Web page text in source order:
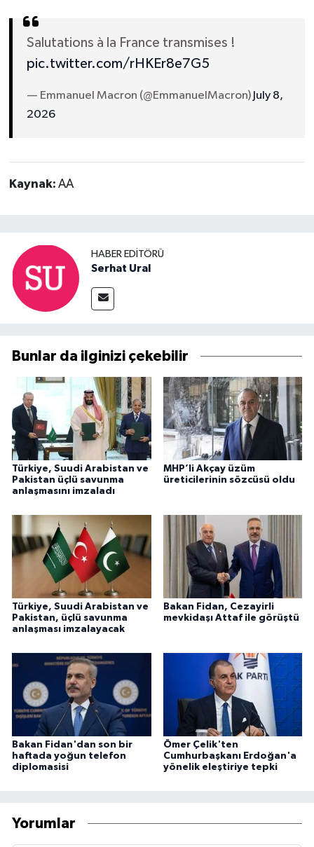
Salutations à la France transmises !
pic.twitter.com/rHKEr8e7G5
— Emmanuel Macron (@EmmanuelMacron) July 8,
2026
Kaynak: AA
HABER EDITÖRÜ
Serhat Ural
Bunlar da ilginizi çekebilir
Türkiye, Suudi Arabistan ve
Pakistan üçlü savunma
anlaşmasını imzaladı
MHP’li Akçay üzüm
üreticilerinin sözcüsü oldu
Türkiye, Suudi Arabistan ve
Pakistan, üçlü savunma
anlaşması imzalayacak
Bakan Fidan, Cezayirli
mevkidaşı Attaf ile görüştü
Bakan Fidan'dan son bir
haftada yoğun telefon
diplomasisi
Ömer Çelik'ten
Cumhurbaşkanı Erdoğan'a
yönelik eleştiriye tepki
Yorumlar